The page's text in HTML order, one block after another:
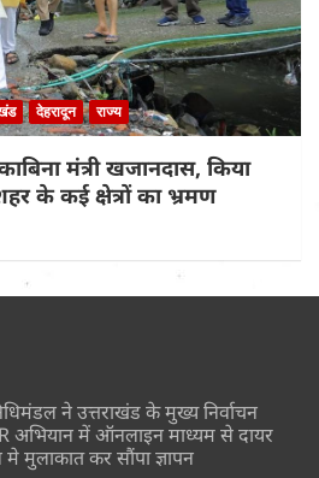
देहरादून राज्य
मंत्री खजानदास, किया
के कई क्षेत्रों का भ्रमण
ने उत्तराखंड के मुख्य निर्वाचन
अभियान में ऑनलाइन माध्यम से दायर
मुलाकात कर सौंपा ज्ञापन